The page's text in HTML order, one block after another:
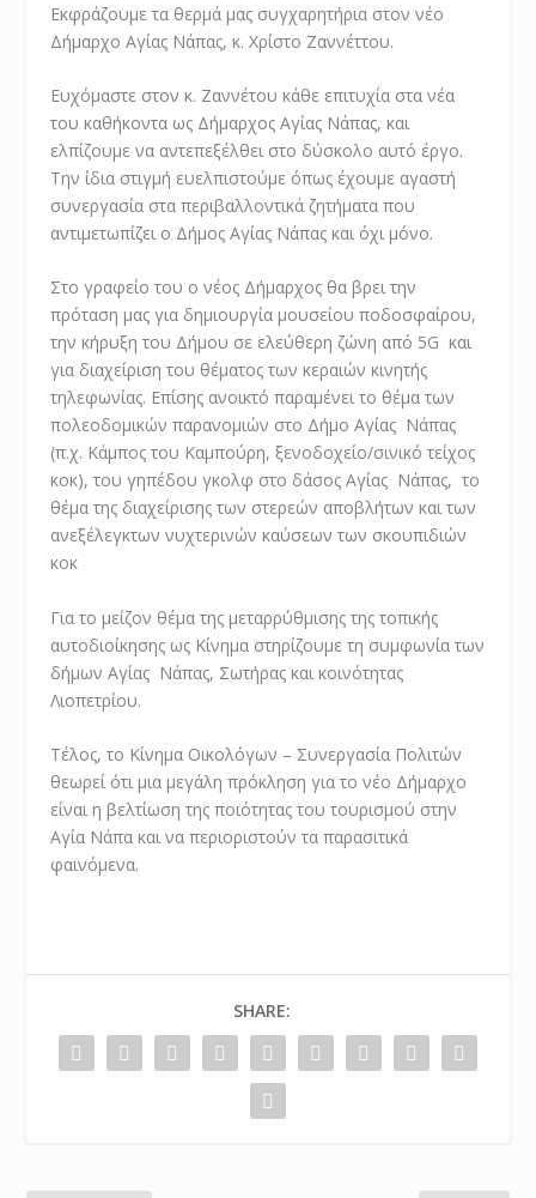
Εκφράζουμε τα θερμά μας συγχαρητήρια στον νέο
Δήμαρχο Αγίας Νάπας, κ. Χρίστο Ζαννέττου.
Ευχόμαστε στον κ. Ζαννέτου κάθε επιτυχία στα νέα
του καθήκοντα ως Δήμαρχος Αγίας Νάπας, και
ελπίζουμε να αντεπεξέλθει στο δύσκολο αυτό έργο.
Την ίδια στιγμή ευελπιστούμε όπως έχουμε αγαστή
συνεργασία στα περιβαλλοντικά ζητήματα που
αντιμετωπίζει ο Δήμος Αγίας Νάπας και όχι μόνο.
Στο γραφείο του ο νέος Δήμαρχος θα βρει την
πρόταση μας για δημιουργία μουσείου ποδοσφαίρου,
την κήρυξη του Δήμου σε ελεύθερη ζώνη από 5G και
για διαχείριση του θέματος των κεραιών κινητής
τηλεφωνίας. Επίσης ανοικτό παραμένει το θέμα των
πολεοδομικών παρανομιών στο Δήμο Αγίας Νάπας
(π.χ. Κάμπος του Καμπούρη, ξενοδοχείο/σινικό τείχος
κοκ), του γηπέδου γκολφ στο δάσος Αγίας Νάπας, το
θέμα της διαχείρισης των στερεών αποβλήτων και των
ανεξέλεγκτων νυχτερινών καύσεων των σκουπιδιών
κοκ
Για το μείζον θέμα της μεταρρύθμισης της τοπικής
αυτοδιοίκησης ως Κίνημα στηρίζουμε τη συμφωνία των
δήμων Αγίας Νάπας, Σωτήρας και κοινότητας
Λιοπετρίου.
Τέλος, το Κίνημα Οικολόγων – Συνεργασία Πολιτών
θεωρεί ότι μια μεγάλη πρόκληση για το νέο Δήμαρχο
είναι η βελτίωση της ποιότητας του τουρισμού στην
Αγία Νάπα και να περιοριστούν τα παρασιτικά
φαινόμενα.
SHARE: